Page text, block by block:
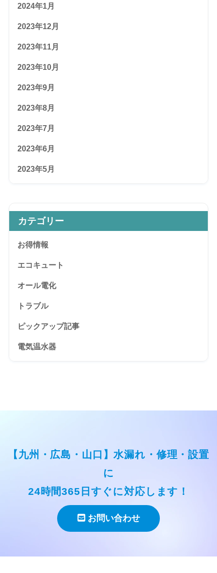
2024年1月
2023年12月
2023年11月
2023年10月
2023年9月
2023年8月
2023年7月
2023年6月
2023年5月
カテゴリー
お得情報
エコキュート
オール電化
トラブル
ピックアップ記事
電気温水器
【九州・広島・山口】水漏れ・修理・設置
に
24時間365日すぐに対応します！
お問い合わせ